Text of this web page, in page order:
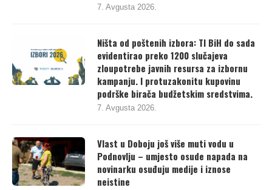
7. Avgusta 2026.
Ništa od poštenih izbora: TI BiH do sada
evidentirao preko 1200 slučajeva
zloupotrebe javnih resursa za izbornu
kampanju. I protuzakonitu kupovinu
podrške birača budžetskim sredstvima.
7. Avgusta 2026.
Vlast u Doboju još više muti vodu u
Podnovlju – umjesto osude napada na
novinarku osuđuju medije i iznose
neistine